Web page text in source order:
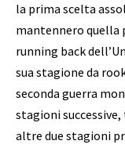
la prima scelta
mantennero quella
running back
sua stagione da
seconda guerra
stagioni
altre due stagioni